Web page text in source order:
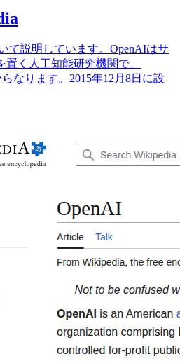
て説明しています。OpenAIはサ
く人工知能研究機関で、
なります。2015年12月8日に設